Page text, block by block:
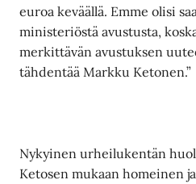
euroa keväällä. Emme olisi
ministeriöstä avustusta,
merkittävän avustuksen
tähdentää Markku Ketonen.”
Nykyinen urheilukentän
Ketosen mukaan homeinen